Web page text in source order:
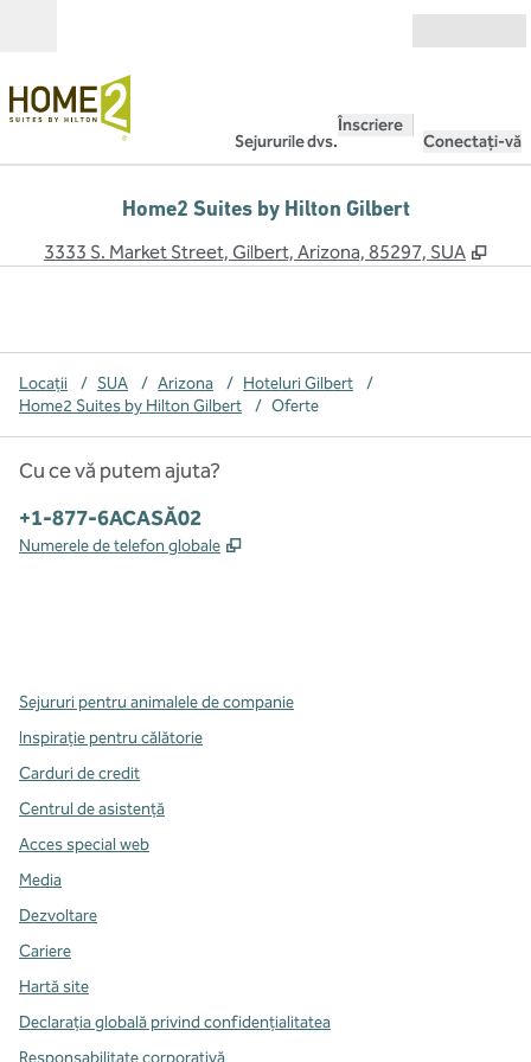
Sejururile dvs.
Înscriere
Conectați-vă
Home2 Suites by Hilton Gilbert
3333 S. Market Street, Gilbert, Arizona, 85297, SUA ,
Locații / SUA / Arizona / Hoteluri Gilbert
/
Home2 Suites by Hilton Gilbert
/ Oferte
Cu ce vă putem ajuta?
Telefon:
+1-877-6ACASĂ02
Numerele de telefon globale ,
Sejururi pentru animalele de companie
Inspirație pentru călătorie
Carduri de credit
Centrul de asistență
Acces special web
Media
Dezvoltare
Cariere
Hartă site
Declarația globală privind confidenţialitatea
Responsabilitate corporativă